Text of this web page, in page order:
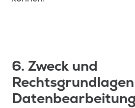
6. Zweck und
Datenbearbeitung